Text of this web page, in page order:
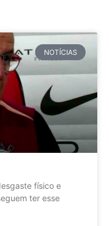
NOTÍCIAS
físico e
ter esse